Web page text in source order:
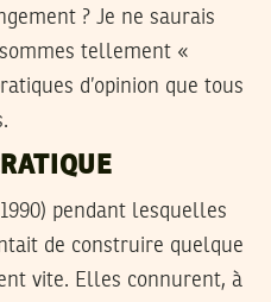
? Je ne saurais
tellement «
d’opinion que tous
pendant lesquelles
de construire quelque
vite. Elles connurent, à